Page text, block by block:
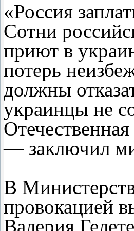
«Россия
Сотни
приют в
потерь
должны
украинцы не
— заключил
В
провокацией
Валерия